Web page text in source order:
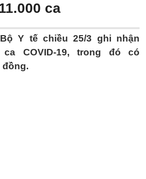
ca
Bộ Y tế chiều 25/3 ghi nhận
ca COVID-19, trong đó có
đồng.